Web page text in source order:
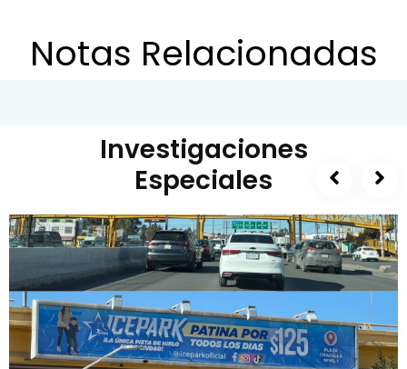
Notas Relacionadas
Investigaciones
Especiales